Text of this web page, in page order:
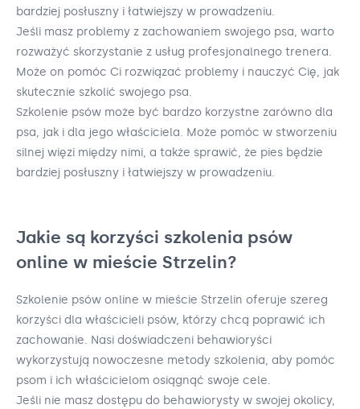
bardziej posłuszny i łatwiejszy w prowadzeniu.
Jeśli masz problemy z zachowaniem swojego psa, warto
rozważyć skorzystanie z usług profesjonalnego trenera.
Może on pomóc Ci rozwiązać problemy i nauczyć Cię, jak
skutecznie szkolić swojego psa.
Szkolenie psów może być bardzo korzystne zarówno dla
psa, jak i dla jego właściciela. Może pomóc w stworzeniu
silnej więzi między nimi, a także sprawić, że pies będzie
bardziej posłuszny i łatwiejszy w prowadzeniu.
Jakie są korzyści szkolenia psów
online w mieście Strzelin?
Szkolenie psów online w mieście Strzelin oferuje szereg
korzyści dla właścicieli psów, którzy chcą poprawić ich
zachowanie. Nasi doświadczeni behawioryści
wykorzystują nowoczesne metody szkolenia, aby pomóc
psom i ich właścicielom osiągnąć swoje cele.
Jeśli nie masz dostępu do behawiorysty w swojej okolicy,